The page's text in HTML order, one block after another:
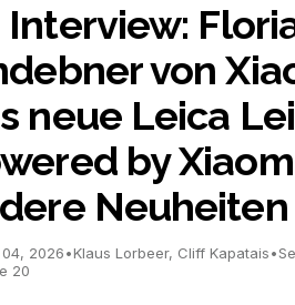
Interview:
von
neue Leica
by
Neuheiten
2026•Klaus Lorbeer, Cliff Kapatais•
20